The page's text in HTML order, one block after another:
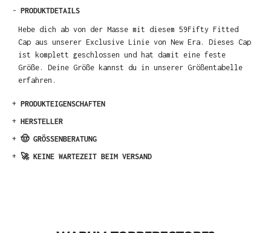
- PRODUKTDETAILS
Hebe dich ab von der Masse mit diesem 59Fifty Fitted
Cap aus unserer Exclusive Linie von New Era. Dieses Cap
ist komplett geschlossen und hat damit eine feste
Größe. Deine Größe kannst du in unserer Größentabelle
erfahren.
+ PRODUKTEIGENSCHAFTEN
+ HERSTELLER
+ 🤠 GRÖSSENBERATUNG
+ 🚀 KEINE WARTEZEIT BEIM VERSAND